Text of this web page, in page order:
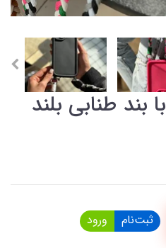
قاب Solid Case با بند طنابی بلند
ثبت‌نام ورود